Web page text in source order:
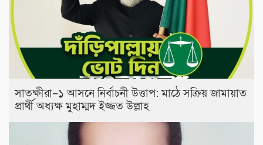
সাতক্ষীরা–১ আসনে নির্বাচনী উত্তাপ: মাঠে সক্রিয় জামায়াত
প্রার্থী অধ্যক্ষ মুহাম্মদ ইজ্জত উল্লাহ